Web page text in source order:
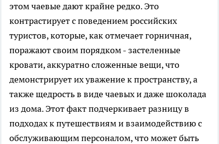
этом чаевые дают крайне редко. Это
контрастирует с поведением российских
туристов, которые, как отмечает горничная,
поражают своим порядком - застеленные
кровати, аккуратно сложенные вещи, что
демонстрирует их уважение к пространству, а
также щедрость в виде чаевых и даже шоколада
из дома. Этот факт подчеркивает разницу в
подходах к путешествиям и взаимодействию с
обслуживающим персоналом, что может быть